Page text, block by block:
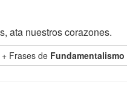
ata nuestros corazones.
+ Frases de Fundamentalismo